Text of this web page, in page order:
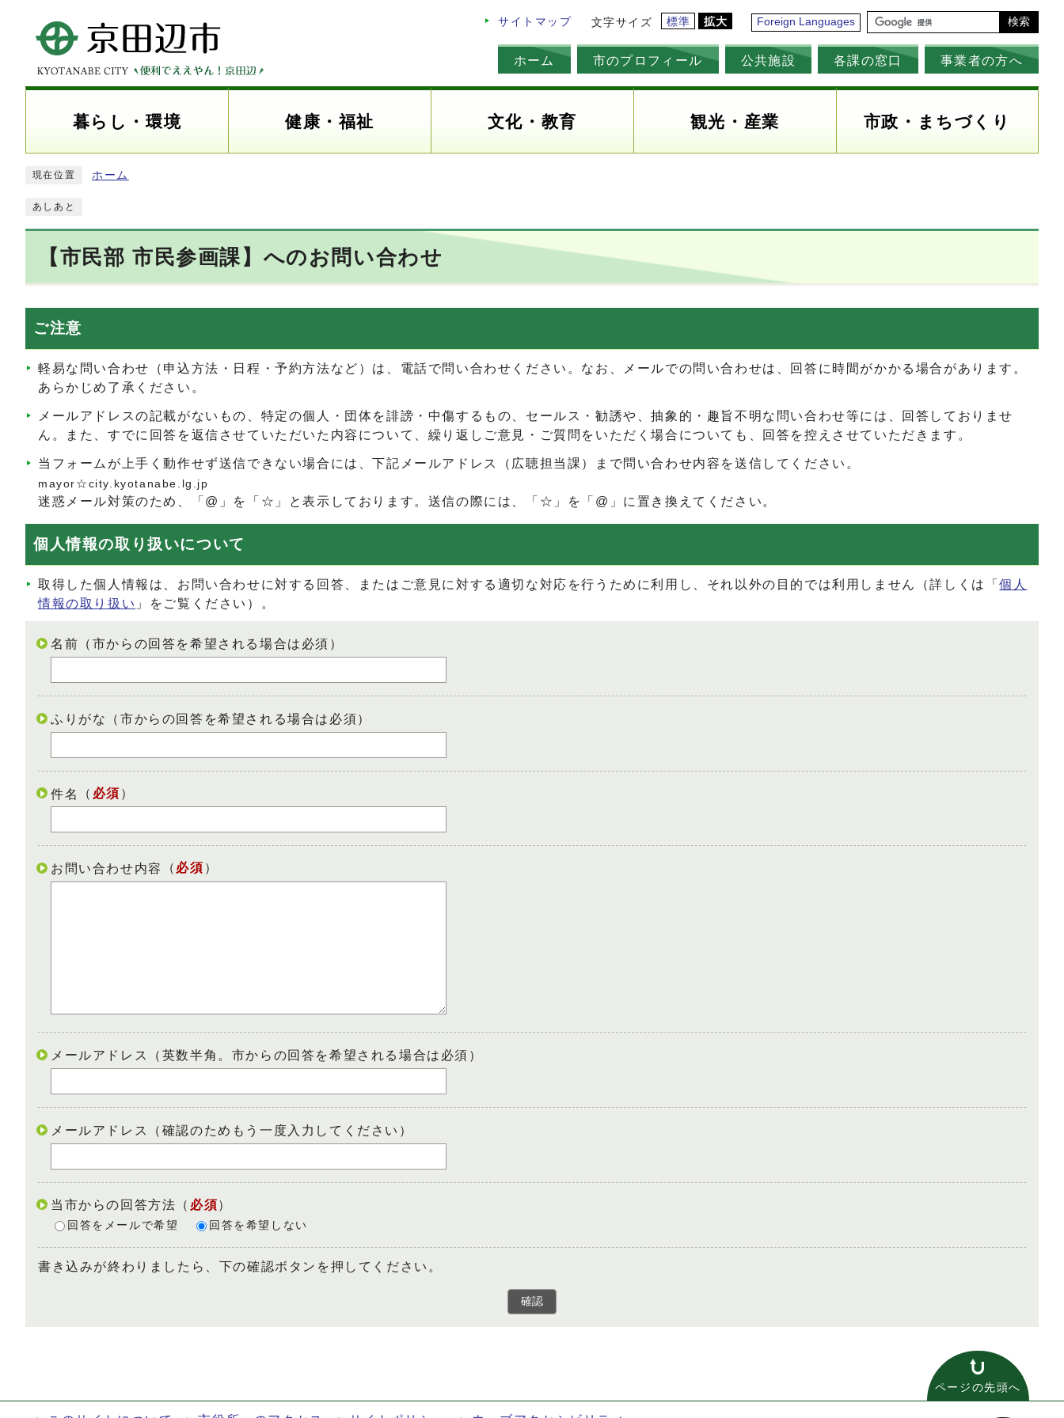
サイトマップ 文字サイズ 標準 拡大 Foreign Languages 検索
ホーム 市のプロフィール 公共施設 各課の窓口 事業者の方へ
暮らし・環境 健康・福祉 文化・教育 観光・産業 市政・まちづくり
現在位置 ホーム
あしあと
【市民部 市民参画課】へのお問い合わせ
ご注意
軽易な問い合わせ（申込方法・日程・予約方法など）は、電話で問い合わせください。なお、メールでの問い合わせは、回答に時間がかかる場合があります。
あらかじめ了承ください。
メールアドレスの記載がないもの、特定の個人・団体を誹謗・中傷するもの、セールス・勧誘や、抽象的・趣旨不明な問い合わせ等には、回答しておりませ
ん。また、すでに回答を返信させていただいた内容について、繰り返しご意見・ご質問をいただく場合についても、回答を控えさせていただきます。
当フォームが上手く動作せず送信できない場合には、下記メールアドレス（広聴担当課）まで問い合わせ内容を送信してください。
mayor☆city.kyotanabe.lg.jp
迷惑メール対策のため、「@」を「☆」と表示しております。送信の際には、「☆」を「@」に置き換えてください。
個人情報の取り扱いについて
取得した個人情報は、お問い合わせに対する回答、またはご意見に対する適切な対応を行うために利用し、それ以外の目的では利用しません（詳しくは「個人
情報の取り扱い 」をご覧ください）。
名前（市からの回答を希望される場合は必須）
ふりがな（市からの回答を希望される場合は必須）
件名 （ 必須 ）
お問い合わせ内容 （ 必須 ）
メールアドレス（英数半角。市からの回答を希望される場合は必須）
メールアドレス（確認のためもう一度入力してください）
当市からの回答方法 （ 必須）
回答をメールで希望 回答を希望しない
書き込みが終わりましたら、下の確認ボタンを押してください。
確認
ページの先頭へ